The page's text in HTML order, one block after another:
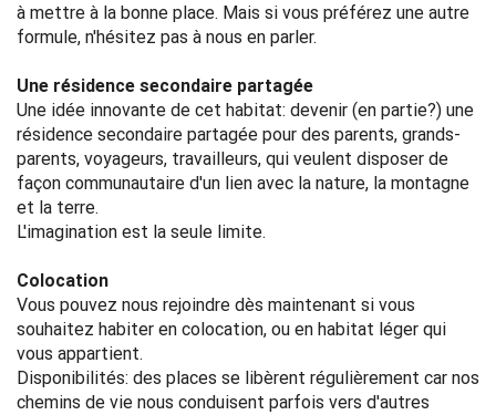
à mettre à la bonne place. Mais si vous préférez une autre
formule, n'hésitez pas à nous en parler.
Une résidence secondaire partagée
Une idée innovante de cet habitat: devenir (en partie?) une
résidence secondaire partagée pour des parents, grands-
parents, voyageurs, travailleurs, qui veulent disposer de
façon communautaire d'un lien avec la nature, la montagne
et la terre.
L'imagination est la seule limite.
Colocation
Vous pouvez nous rejoindre dès maintenant si vous
souhaitez habiter en colocation, ou en habitat léger qui
vous appartient.
Disponibilités: des places se libèrent régulièrement car nos
chemins de vie nous conduisent parfois vers d'autres